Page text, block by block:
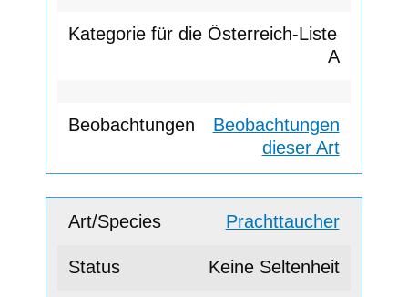
A
Beobachtungen
dieser Art
Prachttaucher
Keine Seltenheit